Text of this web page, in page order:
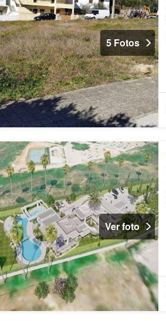
5 Fotos
Ver foto